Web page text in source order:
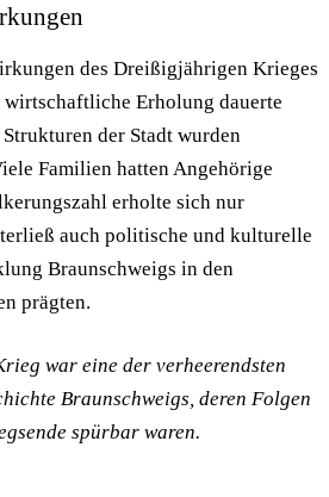
des Dreißigjährigen Krieges
Erholung dauerte
der Stadt wurden
Familien hatten Angehörige
erholte sich nur
auch politische und kulturelle
Braunschweigs in den
prägten.
war eine der verheerendsten
Braunschweigs, deren Folgen
spürbar waren.